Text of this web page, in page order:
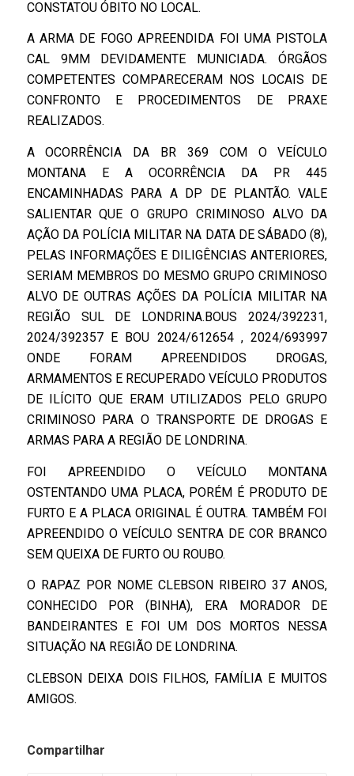
CONSTATOU ÓBITO NO LOCAL.
A ARMA DE FOGO APREENDIDA FOI UMA PISTOLA
CAL 9MM DEVIDAMENTE MUNICIADA. ÓRGÃOS
COMPETENTES COMPARECERAM NOS LOCAIS DE
CONFRONTO E PROCEDIMENTOS DE PRAXE
REALIZADOS.
A OCORRÊNCIA DA BR 369 COM O VEÍCULO
MONTANA E A OCORRÊNCIA DA PR 445
ENCAMINHADAS PARA A DP DE PLANTÃO. VALE
SALIENTAR QUE O GRUPO CRIMINOSO ALVO DA
AÇÃO DA POLÍCIA MILITAR NA DATA DE SÁBADO (8),
PELAS INFORMAÇÕES E DILIGÊNCIAS ANTERIORES,
SERIAM MEMBROS DO MESMO GRUPO CRIMINOSO
ALVO DE OUTRAS AÇÕES DA POLÍCIA MILITAR NA
REGIÃO SUL DE LONDRINA.BOUS 2024/392231,
2024/392357 E BOU 2024/612654 , 2024/693997
ONDE FORAM APREENDIDOS DROGAS,
ARMAMENTOS E RECUPERADO VEÍCULO PRODUTOS
DE ILÍCITO QUE ERAM UTILIZADOS PELO GRUPO
CRIMINOSO PARA O TRANSPORTE DE DROGAS E
ARMAS PARA A REGIÃO DE LONDRINA.
FOI APREENDIDO O VEÍCULO MONTANA
OSTENTANDO UMA PLACA, PORÉM É PRODUTO DE
FURTO E A PLACA ORIGINAL É OUTRA. TAMBÉM FOI
APREENDIDO O VEÍCULO SENTRA DE COR BRANCO
SEM QUEIXA DE FURTO OU ROUBO.
O RAPAZ POR NOME CLEBSON RIBEIRO 37 ANOS,
CONHECIDO POR (BINHA), ERA MORADOR DE
BANDEIRANTES E FOI UM DOS MORTOS NESSA
SITUAÇÃO NA REGIÃO DE LONDRINA.
CLEBSON DEIXA DOIS FILHOS, FAMÍLIA E MUITOS
AMIGOS.
Compartilhar